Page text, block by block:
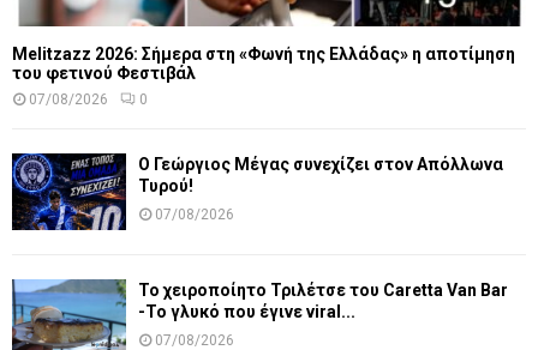
Melitzazz 2026: Σήμερα στη «Φωνή της Ελλάδας» η αποτίμηση
του φετινού Φεστιβάλ
07/08/2026 0
Ο Γεώργιος Μέγας συνεχίζει στον Απόλλωνα
Τυρού!
07/08/2026
Το χειροποίητο Τριλέτσε του Caretta Van Bar
-Το γλυκό που έγινε viral...
07/08/2026